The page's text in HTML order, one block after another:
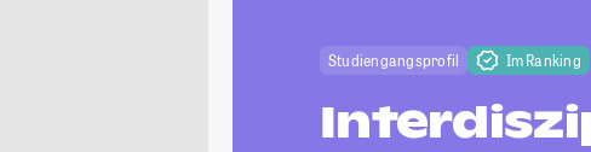
Studiengangsprofil Im Ranking